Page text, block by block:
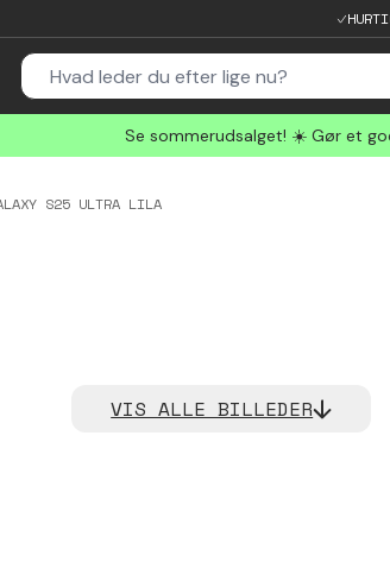
Se sommerudsalget! ☀️ Gør et
S25 ULTRA LILA
VIS ALLE BILLEDER